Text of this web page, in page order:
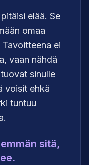
elää. Se
omaa
ei
vaan nähdä
sinulle
voisit ehkä
tuntuu
sitä,